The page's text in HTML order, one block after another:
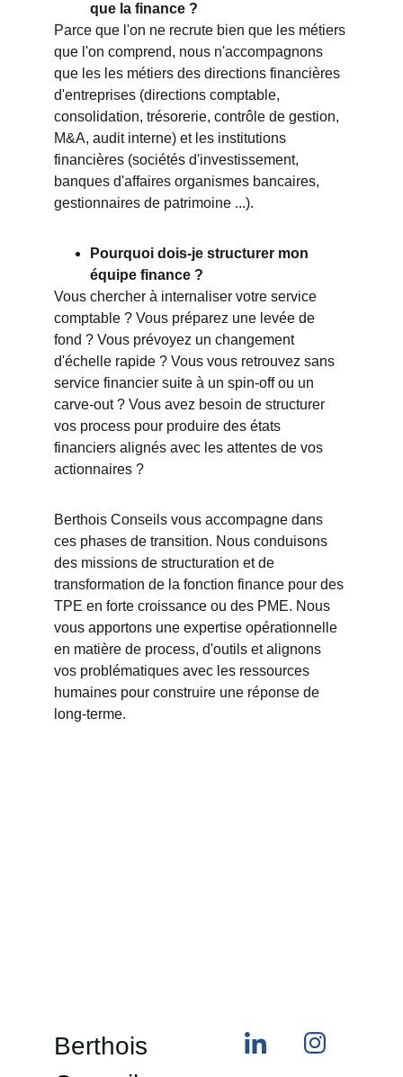
que la finance ?
Parce que l'on ne recrute bien que les métiers
que l'on comprend, nous n'accompagnons
que les les métiers des directions financières
d'entreprises (directions comptable,
consolidation, trésorerie, contrôle de gestion,
M&A, audit interne) et les institutions
financières (sociétés d'investissement,
banques d'affaires organismes bancaires,
gestionnaires de patrimoine ...).
Pourquoi dois-je structurer mon
équipe finance ?
Vous chercher à internaliser votre service
comptable ? Vous préparez une levée de
fond ? Vous prévoyez un changement
d'échelle rapide ? Vous vous retrouvez sans
service financier suite à un spin-off ou un
carve-out ? Vous avez besoin de structurer
vos process pour produire des états
financiers alignés avec les attentes de vos
actionnaires ?
Berthois Conseils vous accompagne dans
ces phases de transition. Nous conduisons
des missions de structuration et de
transformation de la fonction finance pour des
TPE en forte croissance ou des PME. Nous
vous apportons une expertise opérationnelle
en matière de process, d'outils et alignons
vos problématiques avec les ressources
humaines pour construire une réponse de
long-terme.
Berthois